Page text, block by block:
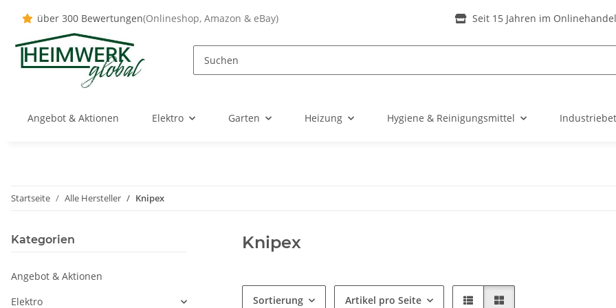
über 300 Bewertungen(Onlineshop, Amazon & eBay) Seit 15 Jahren im Onlinehandel
Angebot & Aktionen Elektro Garten Heizung Hygiene & Reinigungsmittel
Startseite Alle Hersteller Knipex
Knipex
Sortierung Artikel pro Seite
Kategorien
Angebot & Aktionen
Elektro